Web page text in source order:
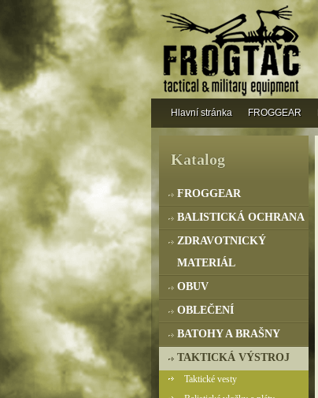
Katalog
FROGGEAR
BALISTICKÁ OCHRANA
ZDRAVOTNICKÝ
MATERIÁL
OBUV
OBLEČENÍ
BATOHY A BRAŠNY
TAKTICKÁ VÝSTROJ
Taktické vesty
Hlavní stránka FROGGEAR